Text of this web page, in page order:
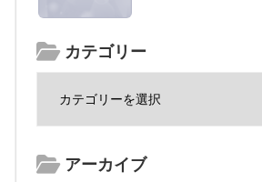
カテゴリー
アーカイブ